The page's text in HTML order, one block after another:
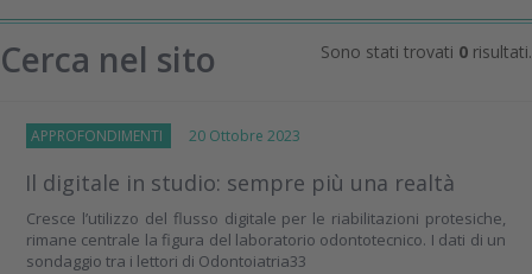
Cerca nel sito Sono stati trovati 0 risultati.
APPROFONDIMENTI 20 Ottobre 2023
Il digitale in studio: sempre più una realtà
Cresce l’utilizzo del flusso digitale per le riabilitazioni protesiche,
rimane centrale la figura del laboratorio odontotecnico. I dati di un
sondaggio tra i lettori di Odontoiatria33